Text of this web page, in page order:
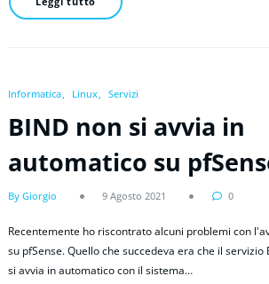
Informatica Linux Servizi
BIND non si avvia in
automatico su
By Giorgio 9 Agosto 2021 0
Recentemente ho riscontrato alcuni problemi con
su pfSense. Quello che succedeva era che il servizio
si avvia in automatico con il sistema…